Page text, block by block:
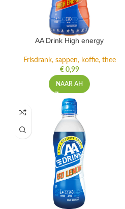
AA Drink High energy
Frisdrank, sappen, koffie, thee
€0,99
NAAR AH